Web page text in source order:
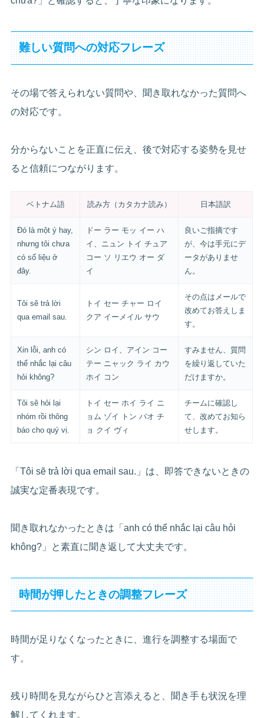
難しい質問への対応フレーズ
その場で答えられない質問や、聞き取れなかった質問へ
の対応です。
分からないことを正直に伝え、後で対応する姿勢を見せ
ると信頼につながります。
ベトナム語 読み方（カタカナ読み） 日本語訳
Đó là một ý hay,
nhưng tôi chưa
có số liệu ở
đây.
ドー ラー モッ イー ハ
イ、ニュン トイ チュア
コー ソ リエウ オー ダ
イ
良いご指摘です
が、今は手元にデ
ータがありませ
ん。
Tôi sẽ trả lời
qua email sau.
トイ セー チャー ロイ
クア イーメイル サウ
その点はメールで
改めてお答えしま
す。
Xin lỗi, anh có
thể nhắc lại câu
hỏi không?
シン ロイ、アイン コー
テー ニャック ライ カウ
ホイ コン
すみません、質問
を繰り返していた
だけますか。
Tôi sẽ hỏi lại
nhóm rồi thông
báo cho quý vị.
トイ セー ホイ ライ ニ
ョム ゾイ トン バオ チ
ョ クイ ヴィ
チームに確認し
て、改めてお知ら
せします。
「Tôi sẽ trả lời qua email sau.」は、即答できないときの
誠実な定番表現です。
聞き取れなかったときは「anh có thể nhắc lại câu hỏi
không?」と素直に聞き返して大丈夫です。
時間が押したときの調整フレーズ
時間が足りなくなったときに、進行を調整する場面で
す。
残り時間を見ながらひと言添えると、聞き手も状況を理
解してくれます。